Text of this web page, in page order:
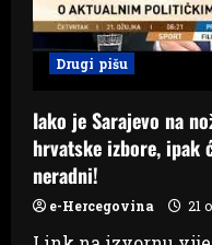
Drugi pišu
Iako je Sarajevo na
hrvatske izbore, ipak
neradni!
e-Hercegovina 21